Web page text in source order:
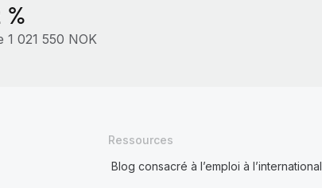
1 021 550 NOK
Ressources
Blog consacré à l’emploi à l’international